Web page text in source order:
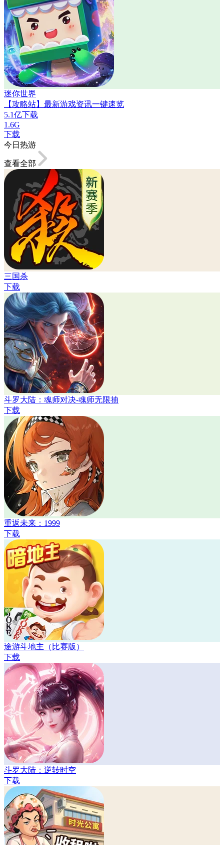
迷你世界
【攻略站】最新游戏资讯一键速览
5.1亿下载
1.6G
下载
今日热游
查看全部
三国杀
下载
斗罗大陆：魂师对决-魂师无限抽
下载
重返未来：1999
下载
途游斗地主（比赛版）
下载
斗罗大陆：逆转时空
下载